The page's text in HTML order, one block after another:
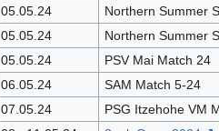
05.05.24
Northern Summer
05.05.24
Northern Summer
05.05.24
PSV Mai Match 24
06.05.24
SAM Match 5-24
07.05.24
PSG Itzehohe VM